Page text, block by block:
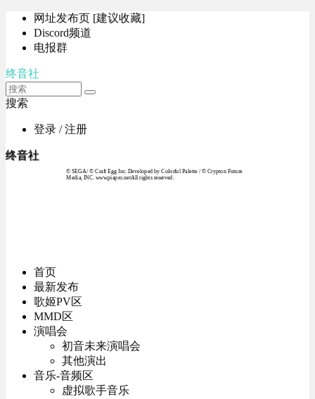
网址发布页 [建议收藏]
Discord频道
电报群
终音社
搜索
登录 / 注册
终音社
© SEGA / © Craft Egg Inc. Developed by Colorful Palette / © Crypton Future
Media, INC. www.piapro.netAll rights reserved.
首页
最新发布
歌姬PV区
MMD区
演唱会
初音未来演唱会
其他演出
音乐-音频区
虚拟歌手音乐